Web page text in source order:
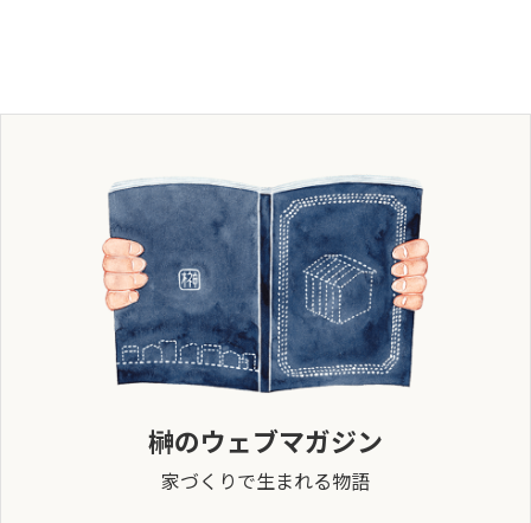
榊のウェブマガジン
家づくりで生まれる物語